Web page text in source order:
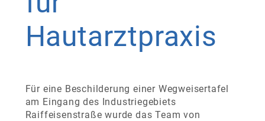
Hautarztpraxis
Für eine Beschilderung einer Wegweisertafel
am Eingang des Industriegebiets
Raiffeisenstraße wurde das Team von